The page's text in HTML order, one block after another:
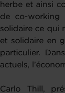
herbe et ainsi
de co-working
solidaire ce qui
et solidaire en
particulier.
actuels,
Carlo Thill,